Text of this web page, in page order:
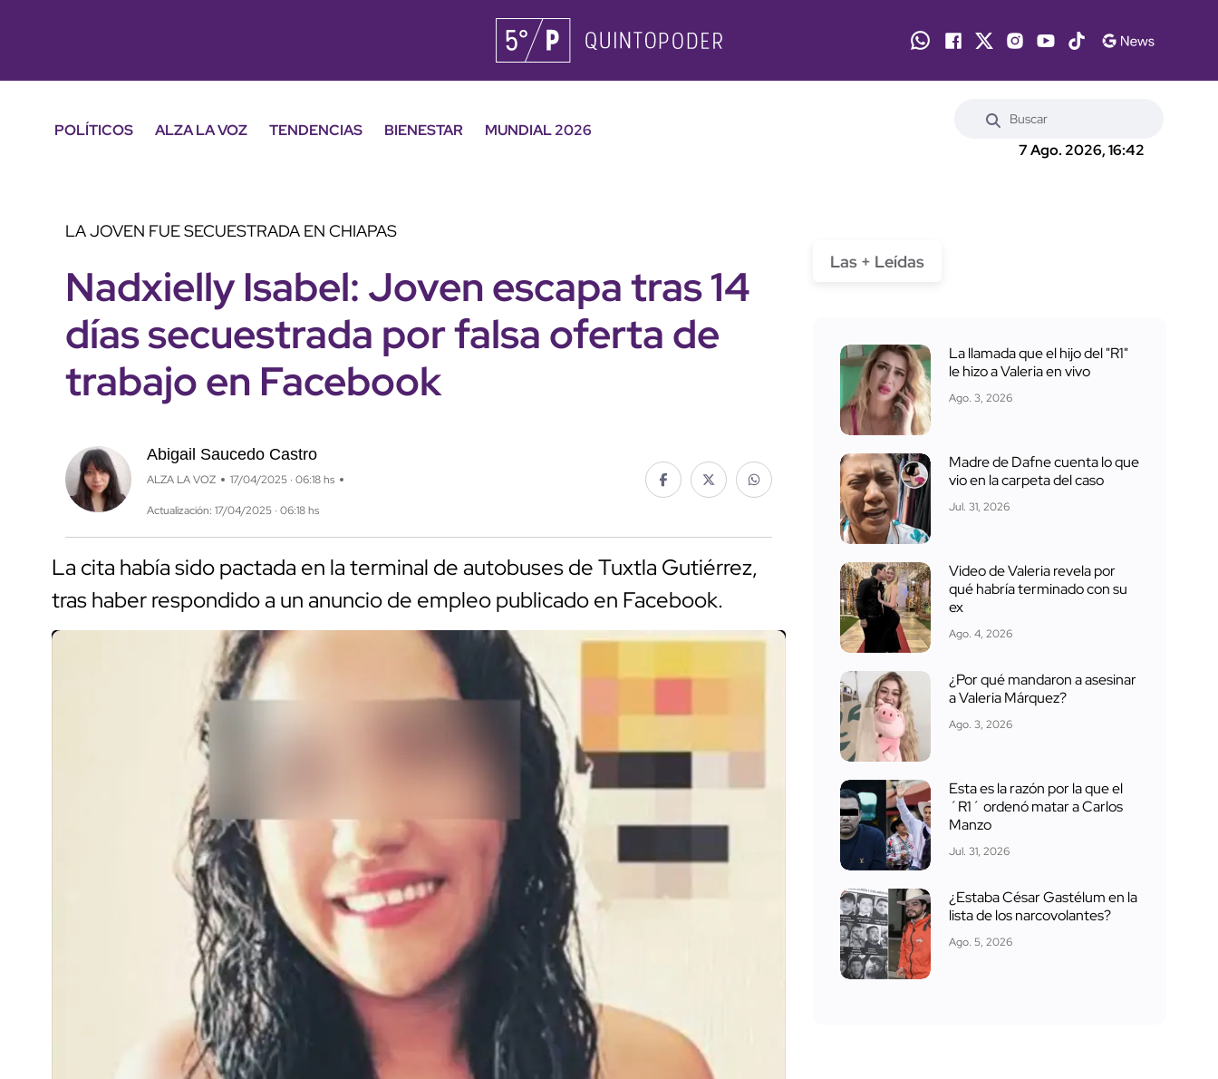
POLÍTICOS ALZA LA VOZ TENDENCIAS BIENESTAR
MUNDIAL 2026
7 Ago. 2026, 16:42
LA JOVEN FUE SECUESTRADA EN CHIAPAS
Nadxielly Isabel: Joven escapa tras 14
días secuestrada por falsa oferta de
trabajo en Facebook
Abigail Saucedo Castro
ALZA LA VOZ 17/04/2025 · 06:18 hs
Actualización: 17/04/2025 · 06:18 hs
La cita había sido pactada en la terminal de autobuses de Tuxtla Gutiérrez,
tras haber respondido a un anuncio de empleo publicado en Facebook.
Las + Leídas
La llamada que el hijo del "R1"
le hizo a Valeria en vivo
Ago. 3, 2026
Madre de Dafne cuenta lo que
vio en la carpeta del caso
Jul. 31, 2026
Video de Valeria revela por
qué habría terminado con su
ex
Ago. 4, 2026
¿Por qué mandaron a asesinar
a Valeria Márquez?
Ago. 3, 2026
Esta es la razón por la que el
´R1´ ordenó matar a Carlos
Manzo
Jul. 31, 2026
¿Estaba César Gastélum en la
lista de los narcovolantes?
Ago. 5, 2026